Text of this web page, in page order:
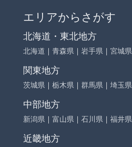
エリアからさがす
北海道・東北地方
北海道 ｜ 青森県 ｜ 岩手県 ｜ 宮城県
関東地方
茨城県 ｜ 栃木県 ｜ 群馬県 ｜ 埼玉県
中部地方
新潟県 ｜ 富山県 ｜ 石川県 ｜ 福井県
近畿地方